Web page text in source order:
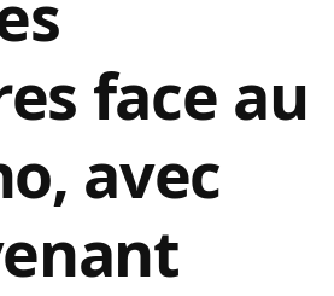
face au
avec